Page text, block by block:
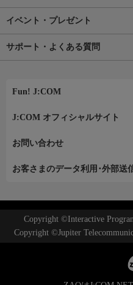
イベント・プレゼント
サポート・よくある質問
Fun! J:COM
J:COM オフィシャルサイト
お問い合わせ
お客さまのデータ利用･外部送
Copyright ©Interactive
Copyright ©Jupiter